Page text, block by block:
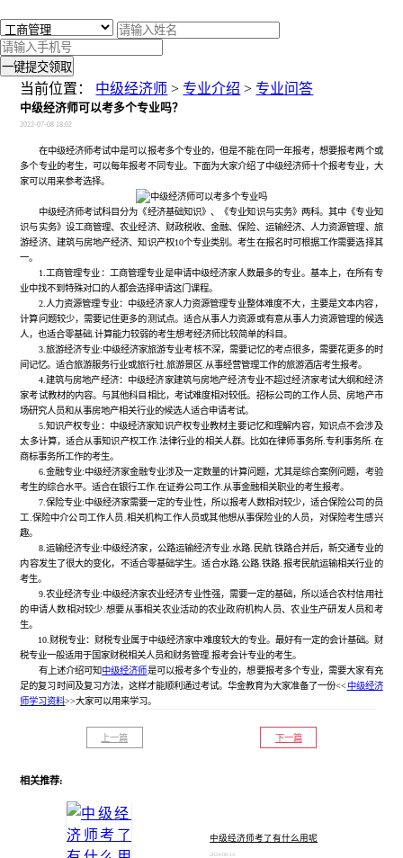
一键提交领取
当前位置： 中级经济师 >专业介绍 >专业问答
中级经济师可以考多个专业吗？
2022-07-08 18:02
在中级经济师考试中是可以报考多个专业的，但是不能在同一年报考，想要报考两个或
多个专业的考生，可以每年报考不同专业。下面为大家介绍了中级经济师十个报考专业，大
家可以用来参考选择。
中级经济师考试科目分为《经济基础知识》、《专业知识与实务》两科。其中《专业知
识与实务》设工商管理、农业经济、财政税收、金融、保险、运输经济、人力资源管理、旅
游经济、建筑与房地产经济、知识产权10个专业类别。考生在报名时可根据工作需要选择其
一。
1.工商管理专业：工商管理专业是申请中级经济家人数最多的专业。基本上，在所有专
业中找不到特殊对口的人都会选择申请这门课程。
2.人力资源管理专业：中级经济家人力资源管理专业整体难度不大，主要是文本内容，
计算问题较少，需要记住更多的测试点。适合从事人力资源或有意从事人力资源管理的候选
人，也适合零基础.计算能力较弱的考生想考经济师比较简单的科目。
3.旅游经济专业:中级经济家旅游专业考核不深，需要记忆的考点很多，需要花更多的时
间记忆。适合旅游服务行业或旅行社.旅游景区.从事经营管理工作的旅游酒店考生报考。
4.建筑与房地产经济：中级经济家建筑与房地产经济专业不超过经济家考试大纲和经济
家考试教材的内容。与其他科目相比，考试难度相对较低。招标公司的工作人员、房地产市
场研究人员和从事房地产相关行业的候选人适合申请考试。
5.知识产权专业：中级经济家知识产权专业教材主要记忆和理解内容，知识点不会涉及
太多计算，适合从事知识产权工作.法律行业的相关人群。比如在律师事务所.专利事务所.在
商标事务所工作的考生。
6.金融专业:中级经济家金融专业涉及一定数量的计算问题，尤其是综合案例问题，考验
考生的综合水平。适合在银行工作.在证券公司工作.从事金融相关职业的考生报考。
7.保险专业:中级经济家需要一定的专业性，所以报考人数相对较少，适合保险公司的员
工.保险中介公司工作人员.相关机构工作人员或其他想从事保险业的人员，对保险考生感兴
趣。
8.运输经济专业:中级经济家，公路运输经济专业.水路.民航.铁路合并后，新交通专业的
内容发生了很大的变化，不适合零基础学生。适合水路.公路.铁路.报考民航运输相关行业的
考生。
9.农业经济专业:中级经济家农业经济专业性强，需要一定的基础，所以适合农村信用社
的申请人数相对较少.想要从事相关农业活动的农业政府机构人员、农业生产研发人员和考
生。
10.财税专业：财税专业属于中级经济家中难度较大的专业。最好有一定的会计基础。财
税专业一般适用于国家财税相关人员和财务管理.报考会计专业的考生。
有上述介绍可知中级经济师是可以报考多个专业的，想要报考多个专业，需要大家有充
足的复习时间及复习方法，这样才能顺利通过考试。华金教育为大家准备了一份<< 中级经济
师学习资料>>大家可以用来学习。
上一篇 下一篇
相关推荐:
中级经济师考了有什么用呢
2024-08-14